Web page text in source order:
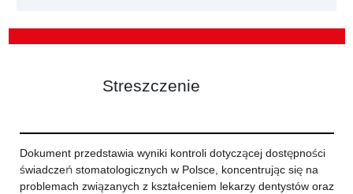
Streszczenie
Dokument przedstawia wyniki kontroli dotyczącej dostępności
świadczeń stomatologicznych w Polsce, koncentrując się na
problemach związanych z kształceniem lekarzy dentystów oraz